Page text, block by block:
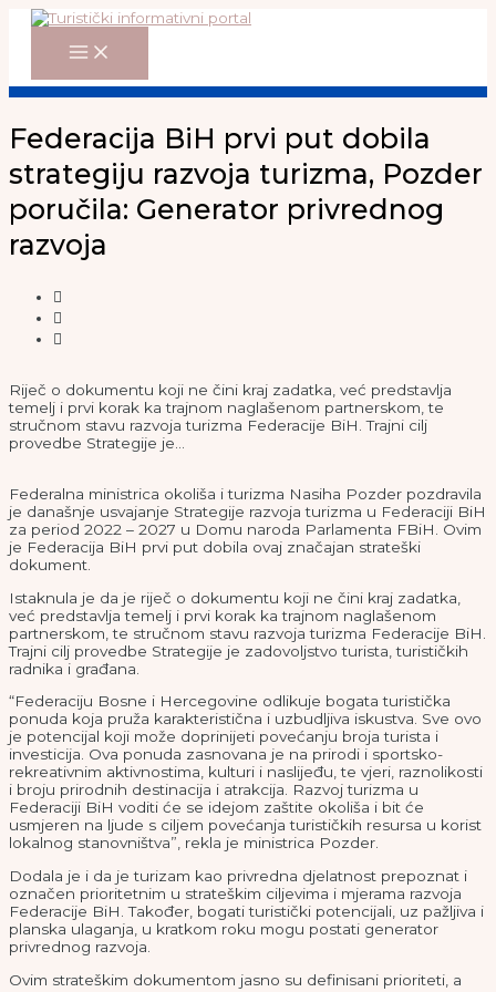
Skip
Menu
Federacija BiH prvi put dobila
strategiju razvoja turizma, Pozder
poručila: Generator privrednog
razvoja
Riječ o dokumentu koji ne čini kraj zadatka, već predstavlja
temelj i prvi korak ka trajnom naglašenom partnerskom, te
stručnom stavu razvoja turizma Federacije BiH. Trajni cilj
provedbe Strategije je…
Federalna ministrica okoliša i turizma Nasiha Pozder pozdravila
je današnje usvajanje Strategije razvoja turizma u Federaciji BiH
za period 2022 – 2027 u Domu naroda Parlamenta FBiH. Ovim
je Federacija BiH prvi put dobila ovaj značajan strateški
dokument.
Istaknula je da je riječ o dokumentu koji ne čini kraj zadatka,
već predstavlja temelj i prvi korak ka trajnom naglašenom
partnerskom, te stručnom stavu razvoja turizma Federacije BiH.
Trajni cilj provedbe Strategije je zadovoljstvo turista, turističkih
radnika i građana.
“Federaciju Bosne i Hercegovine odlikuje bogata turistička
ponuda koja pruža karakteristična i uzbudljiva iskustva. Sve ovo
je potencijal koji može doprinijeti povećanju broja turista i
investicija. Ova ponuda zasnovana je na prirodi i sportsko-
rekreativnim aktivnostima, kulturi i naslijeđu, te vjeri, raznolikosti
i broju prirodnih destinacija i atrakcija. Razvoj turizma u
Federaciji BiH voditi će se idejom zaštite okoliša i bit će
usmjeren na ljude s ciljem povećanja turističkih resursa u korist
lokalnog stanovništva”, rekla je ministrica Pozder.
Dodala je i da je turizam kao privredna djelatnost prepoznat i
označen prioritetnim u strateškim ciljevima i mjerama razvoja
Federacije BiH. Također, bogati turistički potencijali, uz pažljiva i
planska ulaganja, u kratkom roku mogu postati generator
privrednog razvoja.
Ovim strateškim dokumentom jasno su definisani prioriteti, a